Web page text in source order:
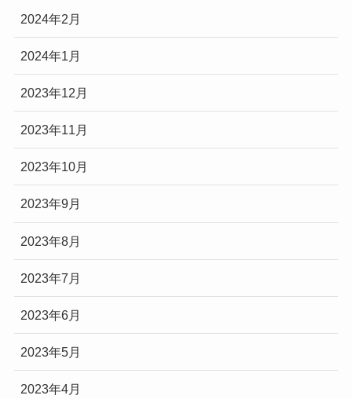
2024年2月
2024年1月
2023年12月
2023年11月
2023年10月
2023年9月
2023年8月
2023年7月
2023年6月
2023年5月
2023年4月